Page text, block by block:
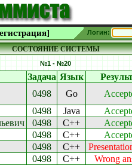
Логин:
СОСТОЯНИЕ СИСТЕМЫ
№1 - №20
Задача Язык
0498 Go
0498 Java
0498 C++
0498 C++
0498 C++
0498 C++
Wrong